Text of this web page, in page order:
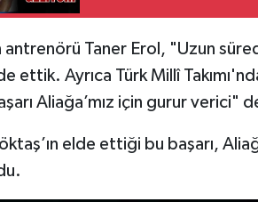
Taner Erol, "Uzun
ettik. Ayrıca Türk Millî
Aliağa’mız için gurur verici"
elde ettiği bu başarı,